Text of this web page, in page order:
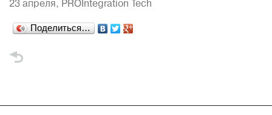
23 апреля, PROIntegration Tech
Поделиться…